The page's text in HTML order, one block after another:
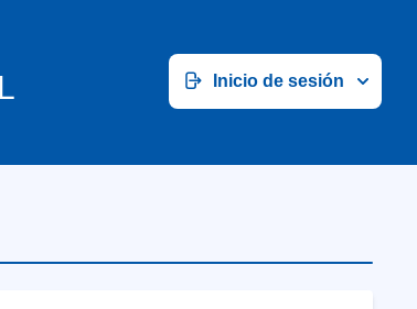
Inicio de sesión